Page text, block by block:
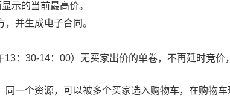
示的当前最高价。
并生成电子合同。
：30-14：00）无买家出价的单卷，不再延时竞价
一个资源，可以被多个买家选入购物车，在购物